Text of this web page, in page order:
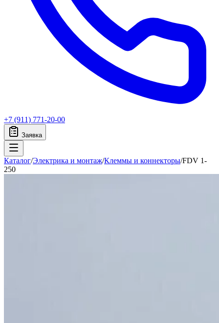
+7 (911) 771-20-00
Заявка
Каталог/Электрика и монтаж/Клеммы и коннекторы/FDV 1-
250